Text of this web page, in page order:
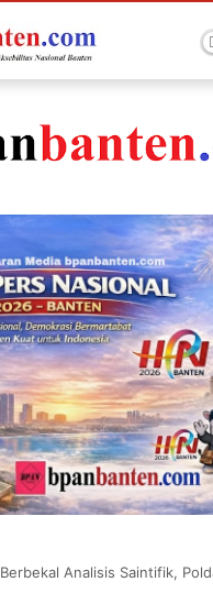
Berbekal Analisis Saintifik, Polda Metro Jaya Bongkar Identitas Pelaku